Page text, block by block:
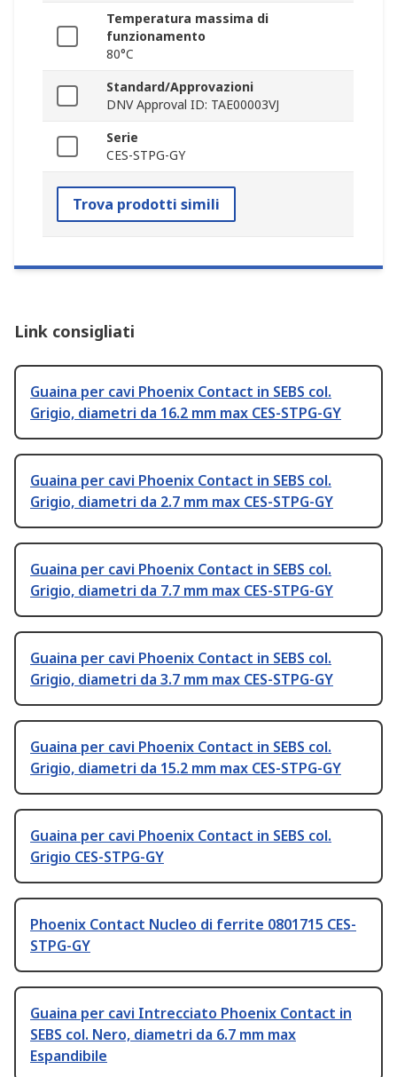
Temperatura massima di
funzionamento
80°C
Standard/Approvazioni
DNV Approval ID: TAE00003VJ
Serie
CES-STPG-GY
Trova prodotti simili
Link consigliati
Guaina per cavi Phoenix Contact in SEBS col.
Grigio, diametri da 16.2 mm max CES-STPG-GY
Guaina per cavi Phoenix Contact in SEBS col.
Grigio, diametri da 2.7 mm max CES-STPG-GY
Guaina per cavi Phoenix Contact in SEBS col.
Grigio, diametri da 7.7 mm max CES-STPG-GY
Guaina per cavi Phoenix Contact in SEBS col.
Grigio, diametri da 3.7 mm max CES-STPG-GY
Guaina per cavi Phoenix Contact in SEBS col.
Grigio, diametri da 15.2 mm max CES-STPG-GY
Guaina per cavi Phoenix Contact in SEBS col.
Grigio CES-STPG-GY
Phoenix Contact Nucleo di ferrite 0801715 CES-
STPG-GY
Guaina per cavi Intrecciato Phoenix Contact in
SEBS col. Nero, diametri da 6.7 mm max
Espandibile